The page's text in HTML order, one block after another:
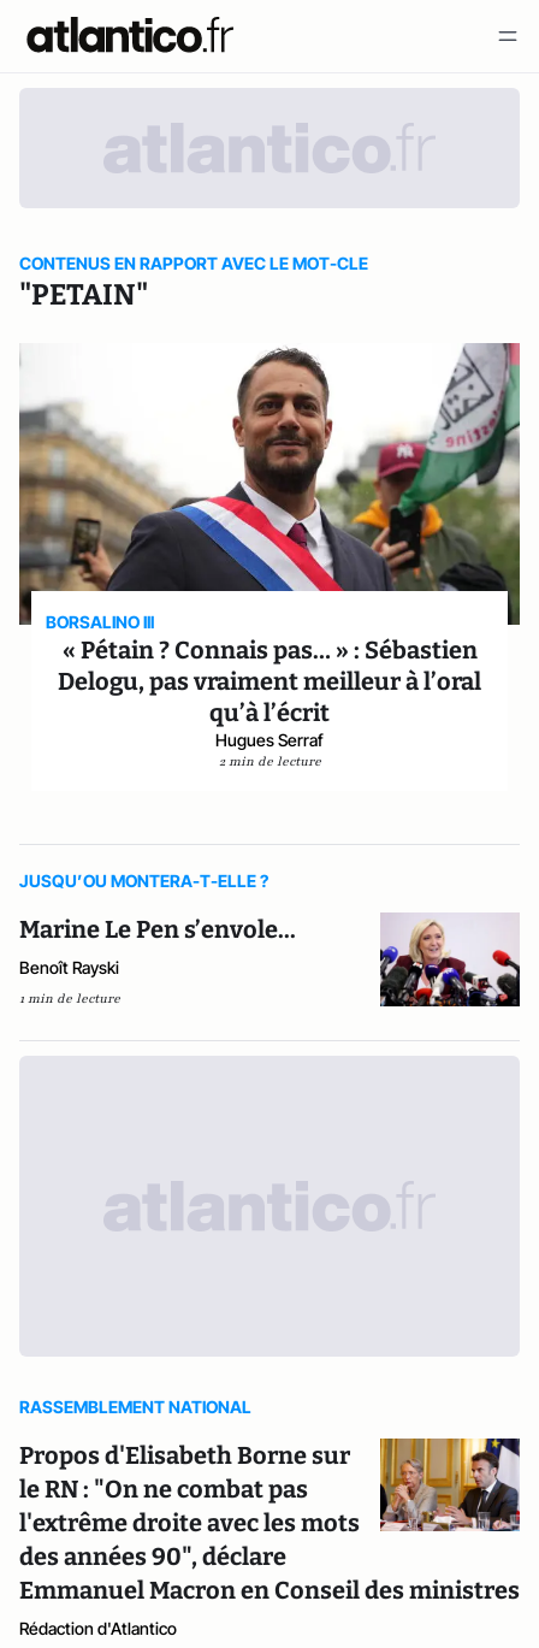
CONTENUS EN RAPPORT AVEC LE MOT-CLE
"PETAIN"
BORSALINO III
« Pétain ? Connais pas… » : Sébastien
Delogu, pas vraiment meilleur à l’oral
qu’à l’écrit
Hugues Serraf
2 min de lecture
JUSQU’OU MONTERA-T-ELLE ?
Marine Le Pen s’envole...
Benoît Rayski
1 min de lecture
RASSEMBLEMENT NATIONAL
Propos d'Elisabeth Borne sur
le RN : "On ne combat pas
l'extrême droite avec les mots
des années 90", déclare
Emmanuel Macron en Conseil des ministres
Rédaction d'Atlantico